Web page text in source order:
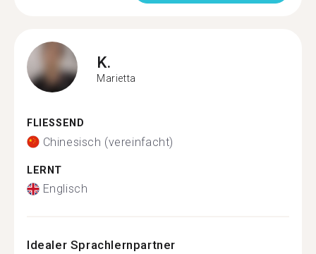
K.
Marietta
FLIESSEND
Chinesisch (vereinfacht)
LERNT
Englisch
Idealer Sprachlernpartner